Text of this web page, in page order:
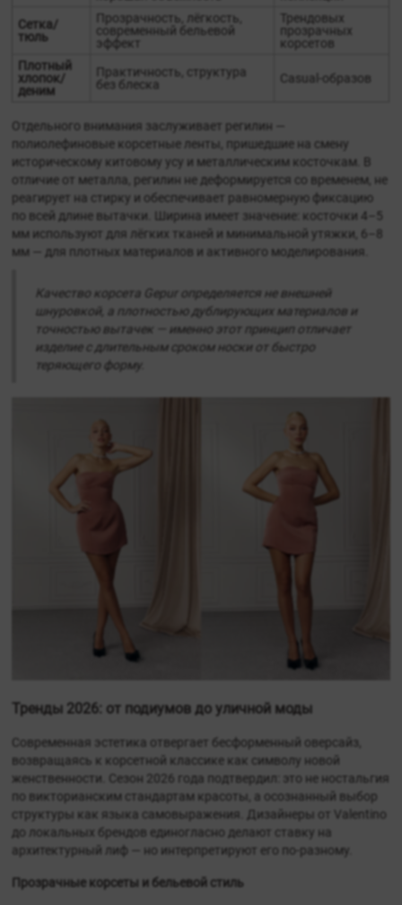
Сетка/
тюль
Прозрачность, лёгкость,
современный бельевой
эффект
Трендовых
прозрачных
корсетов
Плотный
хлопок/
деним
Практичность, структура
без блеска
Casual-образов
Отдельного внимания заслуживает регилин —
полиолефиновые корсетные ленты, пришедшие на смену
историческому китовому усу и металлическим косточкам. В
отличие от металла, регилин не деформируется со временем, не
реагирует на стирку и обеспечивает равномерную фиксацию
по всей длине вытачки. Ширина имеет значение: косточки 4–5
мм используют для лёгких тканей и минимальной утяжки, 6–8
мм — для плотных материалов и активного моделирования.
Качество корсета Gepur определяется не внешней
шнуровкой, а плотностью дублирующих материалов и
точностью вытачек — именно этот принцип отличает
изделие с длительным сроком носки от быстро
теряющего форму.
Тренды 2026: от подиумов до уличной моды
Современная эстетика отвергает бесформенный оверсайз,
возвращаясь к корсетной классике как символу новой
женственности. Сезон 2026 года подтвердил: это не ностальгия
по викторианским стандартам красоты, а осознанный выбор
структуры как языка самовыражения. Дизайнеры от Valentino
до локальных брендов единогласно делают ставку на
архитектурный лиф — но интерпретируют его по-разному.
Прозрачные корсеты и бельевой стиль